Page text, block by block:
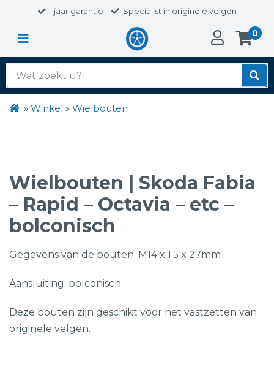
1 jaar garantie Specialist in originele velgen
0
Zoek
naar:
» Winkel » Wielbouten
Wielbouten | Skoda Fabia
– Rapid – Octavia – etc –
bolconisch
Gegevens van de bouten: M14 x 1.5 x 27mm
Aansluiting: bolconisch
Deze bouten zijn geschikt voor het vastzetten van
originele velgen.